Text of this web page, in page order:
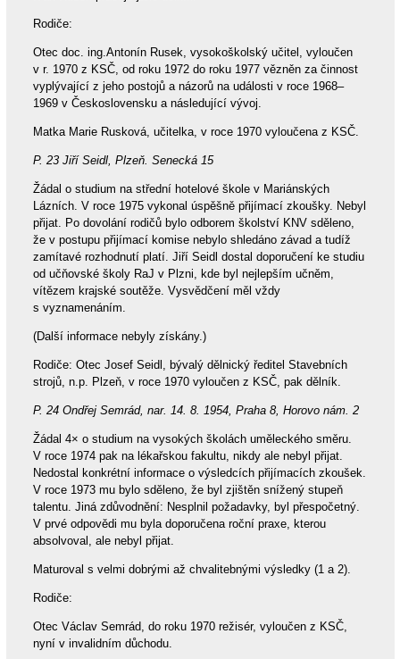
Rodiče:
Otec doc. ing.Antonín Rusek, vysokoškolský učitel, vyloučen
v r. 1970 z KSČ, od roku 1972 do roku 1977 vězněn za činnost
vyplývající z jeho postojů a názorů na události v roce 1968–
1969 v Československu a následující vývoj.
Matka Marie Rusková, učitelka, v roce 1970 vyloučena z KSČ.
P. 23 Jiří Seidl, Plzeň. Senecká 15
Žádal o studium na střední hotelové škole v Mariánských
Lázních. V roce 1975 vykonal úspěšně přijímací zkoušky. Nebyl
přijat. Po dovolání rodičů bylo odborem školství KNV sděleno,
že v postupu přijímací komise nebylo shledáno závad a tudíž
zamítavé rozhodnutí platí. Jiří Seidl dostal doporučení ke studiu
od učňovské školy RaJ v Plzni, kde byl nejlepším učněm,
vítězem krajské soutěže. Vysvědčení měl vždy
s vyznamenáním.
(Další informace nebyly získány.)
Rodiče: Otec Josef Seidl, bývalý dělnický ředitel Stavebních
strojů, n.p. Plzeň, v roce 1970 vyloučen z KSČ, pak dělník.
P. 24 Ondřej Semrád, nar. 14. 8. 1954, Praha 8, Horovo nám. 2
Žádal 4× o studium na vysokých školách uměleckého směru.
V roce 1974 pak na lékařskou fakultu, nikdy ale nebyl přijat.
Nedostal konkrétní informace o výsledcích přijímacích zkoušek.
V roce 1973 mu bylo sděleno, že byl zjištěn snížený stupeň
talentu. Jiná zdůvodnění: Nesplnil požadavky, byl přespočetný.
V prvé odpovědi mu byla doporučena roční praxe, kterou
absolvoval, ale nebyl přijat.
Maturoval s velmi dobrými až chvalitebnými výsledky (1 a 2).
Rodiče:
Otec Václav Semrád, do roku 1970 režisér, vyloučen z KSČ,
nyní v invalidním důchodu.